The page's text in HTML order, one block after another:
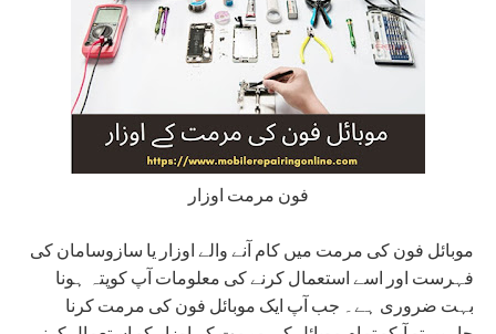
فون مرمت اوزار
موبائل فون کی مرمت میں کام آنے والے اوزار یا سازوسامان کی
فہرست اور اسے استعمال کرنے کی معلومات آپ کوپتہ ہونا
بہت ضروری ہے۔ جب آپ ایک موبائل فون کی مرمت کرنا